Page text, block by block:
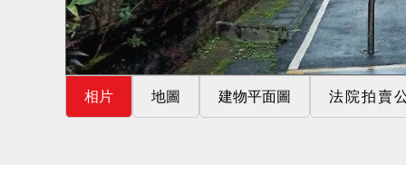
相片 地圖 建物平面圖 法院拍賣